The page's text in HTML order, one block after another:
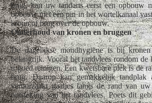
brug, kan uw tandarts eerst een opbouw
opbouw met een pin in het wortelkanaal
kroon of brug over de opbouw.
Onderhoud van kronen en bruggen
De dagelijkse mondhygiëne is bij
belangrijk. Vooral het tandvlees rondom de
u goed reinigen. Een kwetsbare plek is de
brug. Daarop kan gemakkelijk tandplak
veroorzaakt gaatjes langs de rand van
ontsteking van het tandvlees. Poets dit